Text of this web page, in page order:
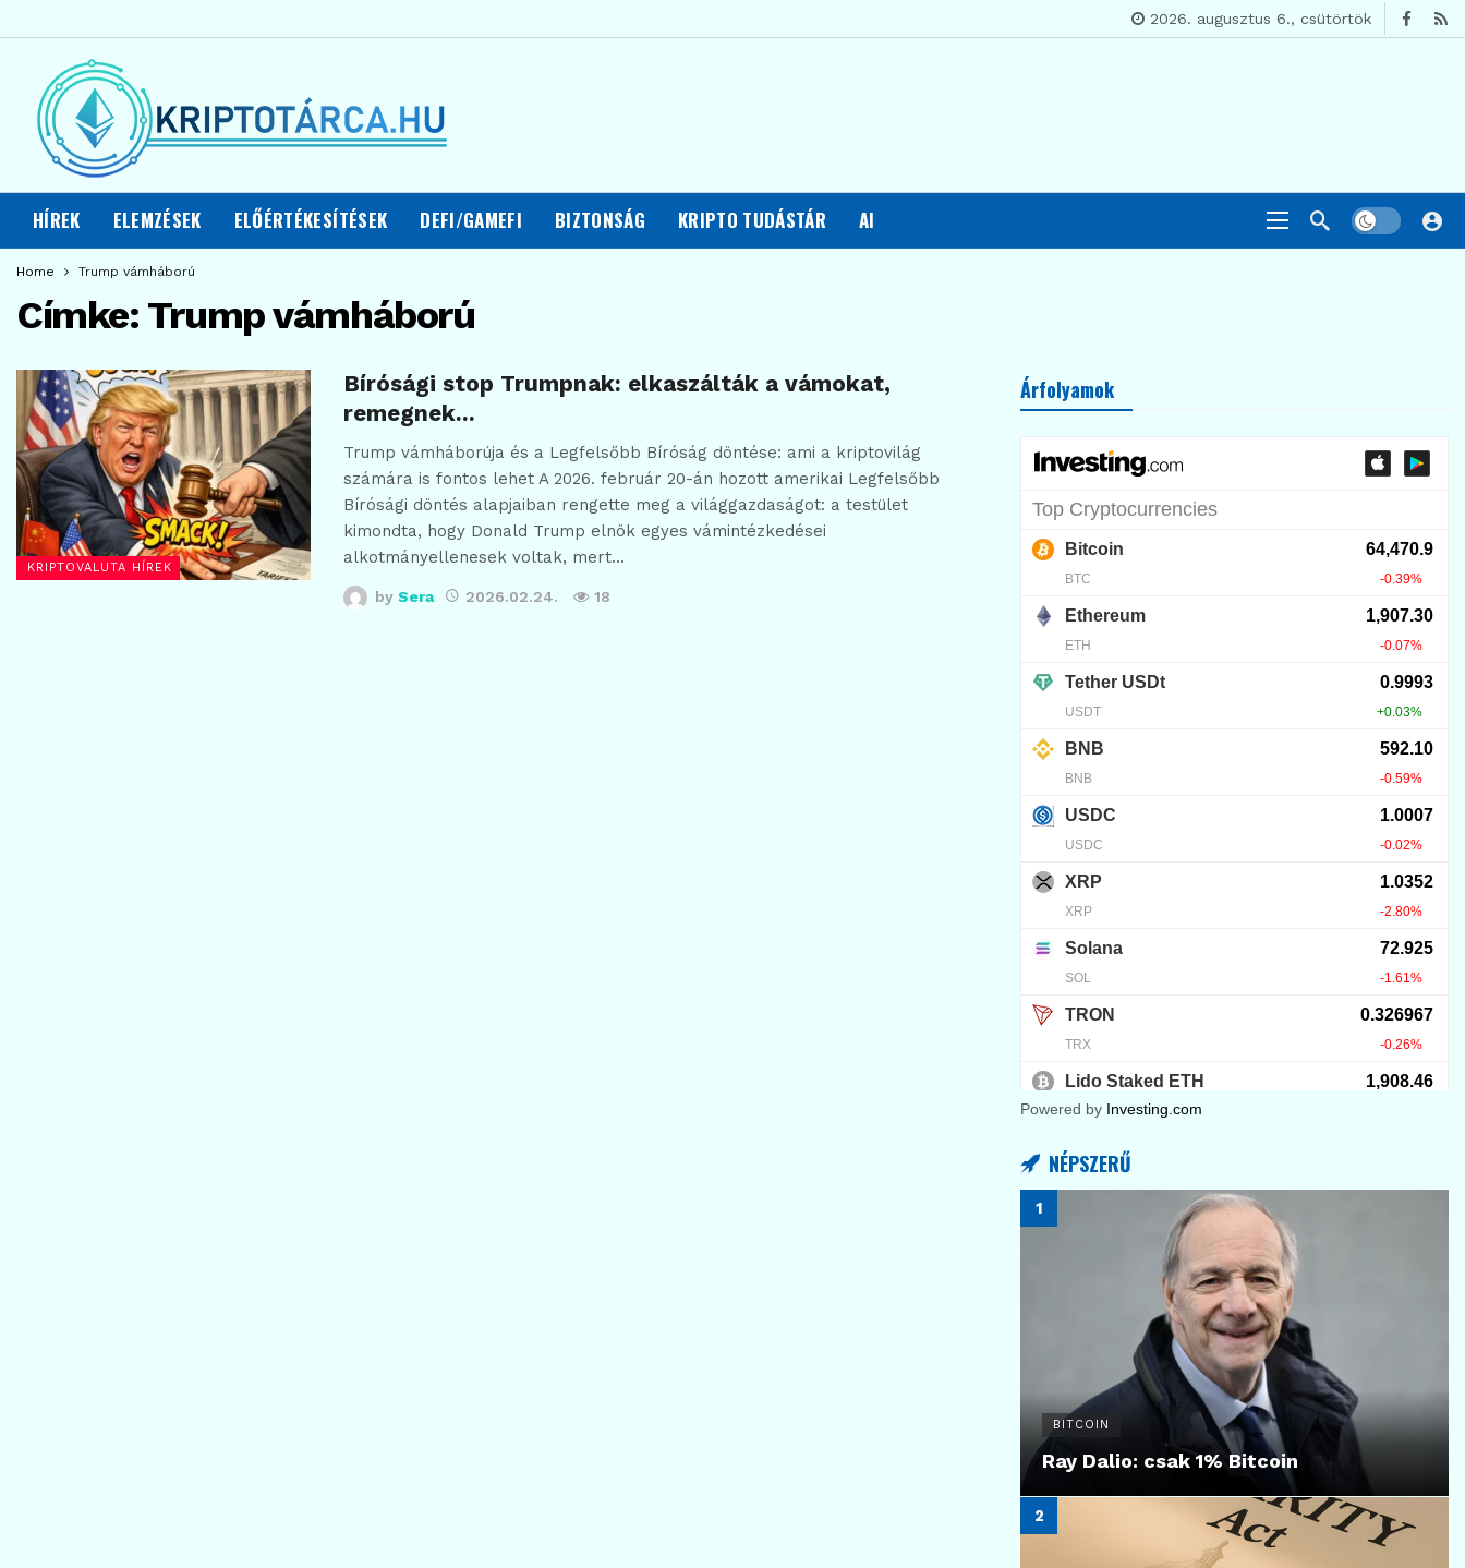
2026. augusztus 6., csütörtök
HÍREK ELEMZÉSEK ELŐÉRTÉKESÍTÉSEK DEFI/GAMEFI BIZTONSÁG KRIPTO TUDÁSTÁR AI
Home Trump vámháború
Címke: Trump vámháború
KRIPTOVALUTA HÍREK
Bírósági stop Trumpnak: elkaszálták a vámokat,
remegnek…
Trump vámháborúja és a Legfelsőbb Bíróság döntése: ami a kriptovilág
számára is fontos lehet A 2026. február 20-án hozott amerikai Legfelsőbb
Bírósági döntés alapjaiban rengette meg a világgazdaságot: a testület
kimondta, hogy Donald Trump elnök egyes vámintézkedései
alkotmányellenesek voltak, mert…
by Sera 2026.02.24. 18
Árfolyamok
Powered by Investing.com
NÉPSZERŰ
BITCOIN
Ray Dalio: csak 1% Bitcoin